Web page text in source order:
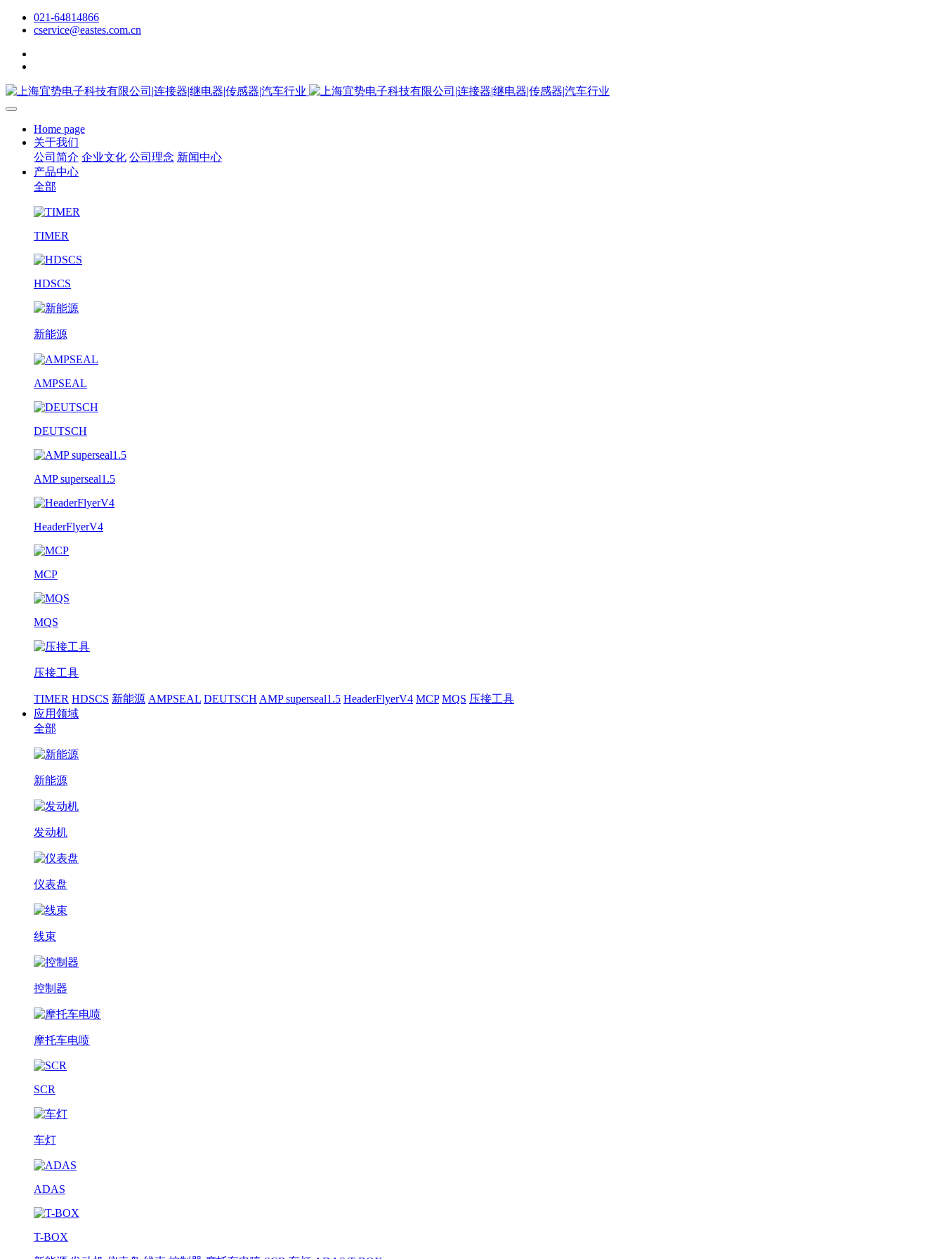
021-64814866
cservice@eastes.com.cn
Home page
关于我们
公司简介 企业文化 公司理念 新闻中心
产品中心
全部
TIMER
HDSCS
新能源
AMPSEAL
DEUTSCH
AMP superseal1.5
HeaderFlyerV4
MCP
MQS
压接工具
TIMER HDSCS 新能源 AMPSEAL DEUTSCH AMP superseal1.5 HeaderFlyerV4 MCP MQS 压接工具
应用领域
全部
新能源
发动机
仪表盘
线束
控制器
摩托车电喷
SCR
车灯
ADAS
T-BOX